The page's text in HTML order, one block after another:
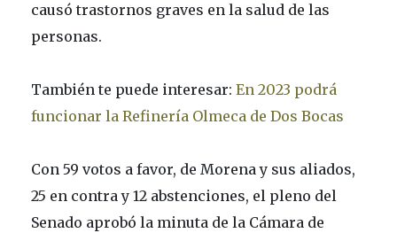
causó trastornos graves en la salud de las
personas.
También te puede interesar: En 2023 podrá
funcionar la Refinería Olmeca de Dos Bocas
Con 59 votos a favor, de Morena y sus aliados,
25 en contra y 12 abstenciones, el pleno del
Senado aprobó la minuta de la Cámara de